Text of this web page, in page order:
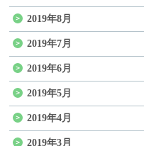
2019年8月
2019年7月
2019年6月
2019年5月
2019年4月
2019年3月